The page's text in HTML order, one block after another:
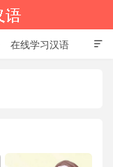

在线学习汉语